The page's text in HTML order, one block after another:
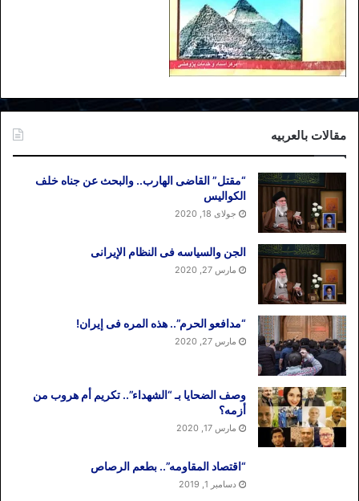
مقالات بالعربیه
“مقتل” القاضی الهارب.. والبحث عن جناه خلف
الکوالیس
جولای 18, 2020
الجن والسیاسه فی النظام اﻹیرانی
مارس 27, 2020
“مدافعو الحرم”.. هذه المره فی إیران!
مارس 27, 2020
وصف الضحایا بـ “الشهداء”.. تکریم أم هروب من
أزمه؟
مارس 17, 2020
“اقتصاد المقاومه”.. بطعم الرصاص
دسامبر 1, 2019